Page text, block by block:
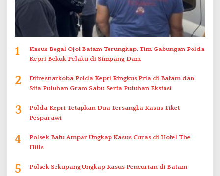
1
Kasus Begal Ojol Batam Terungkap, Tim Gabungan Polda
Kepri Bekuk Pelaku di Simpang Dam
2
Ditresnarkoba Polda Kepri Ringkus Pria di Batam dan
Sita Puluhan Gram Sabu Serta Puluhan Ekstasi
3
Polda Kepri Tetapkan Dua Tersangka Kasus Tiket
Pesparawi
4
Polsek Batu Ampar Ungkap Kasus Curas di Hotel The
Hills
5 Polsek Sekupang Ungkap Kasus Pencurian di Batam